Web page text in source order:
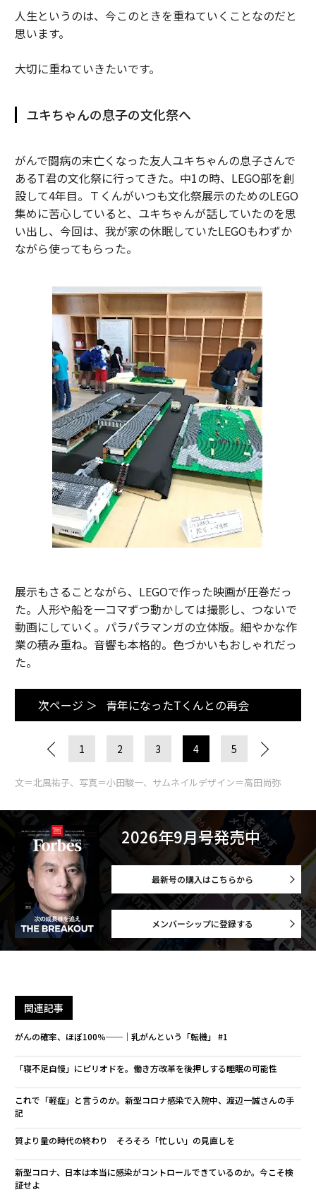
人生というのは、今このときを重ねていくことなのだと
思います。
大切に重ねていきたいです。
ユキちゃんの息子の文化祭へ
がんで闘病の末亡くなった友人ユキちゃんの息子さんで
あるT君の文化祭に行ってきた。中1の時、LEGO部を創
設して4年目。Ｔくんがいつも文化祭展示のためのLEGO
集めに苦心していると、ユキちゃんが話していたのを思
い出し、今回は、我が家の休眠していたLEGOもわずか
ながら使ってもらった。
展示もさることながら、LEGOで作った映画が圧巻だっ
た。人形や船を一コマずつ動かしては撮影し、つないで
動画にしていく。パラパラマンガの立体版。細やかな作
業の積み重ね。音響も本格的。色づかいもおしゃれだっ
た。
次ページ ＞ 青年になったTくんとの再会
1 2 3 4 5
文＝北風祐子、写真＝小田駿一、サムネイルデザイン＝高田尚弥
2026年9月号発売中
最新号の購入はこちらから
メンバーシップに登録する
関連記事
がんの確率、ほぼ100％──｜乳がんという「転機」 #1
「寝不足自慢」にピリオドを。働き方改革を後押しする睡眠の可能性
これで「軽症」と言うのか。新型コロナ感染で入院中、渡辺一誠さんの手
記
質より量の時代の終わり そろそろ「忙しい」の見直しを
新型コロナ、日本は本当に感染がコントロールできているのか。今こそ検
証せよ